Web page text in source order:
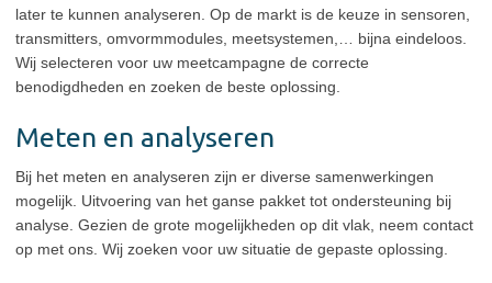
later te kunnen analyseren. Op de markt is de keuze in sensoren,
transmitters, omvormmodules, meetsystemen,… bijna eindeloos.
Wij selecteren voor uw meetcampagne de correcte
benodigdheden en zoeken de beste oplossing.
Meten en analyseren
Bij het meten en analyseren zijn er diverse samenwerkingen
mogelijk. Uitvoering van het ganse pakket tot ondersteuning bij
analyse. Gezien de grote mogelijkheden op dit vlak, neem contact
op met ons. Wij zoeken voor uw situatie de gepaste oplossing.